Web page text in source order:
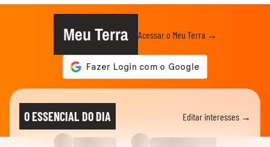
Meu Terra Acessar o Meu Terra →
O ESSENCIAL DO DIA Editar interesses →